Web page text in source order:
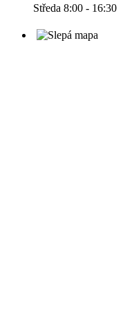
Středa 8:00 - 16:30